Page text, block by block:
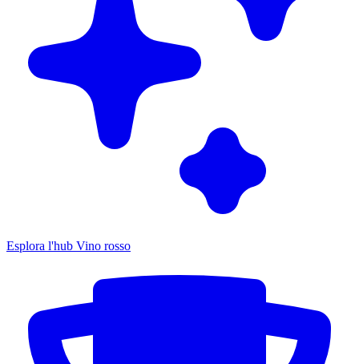
Esplora l'hub Vino rosso